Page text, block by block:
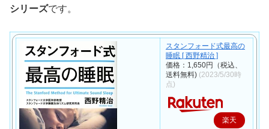
シリーズです。
スタンフォード式最高の
睡眠 [ 西野精治 ]
価格：1,650円（税込、
送料無料) (2023/5/30時
点)
楽天